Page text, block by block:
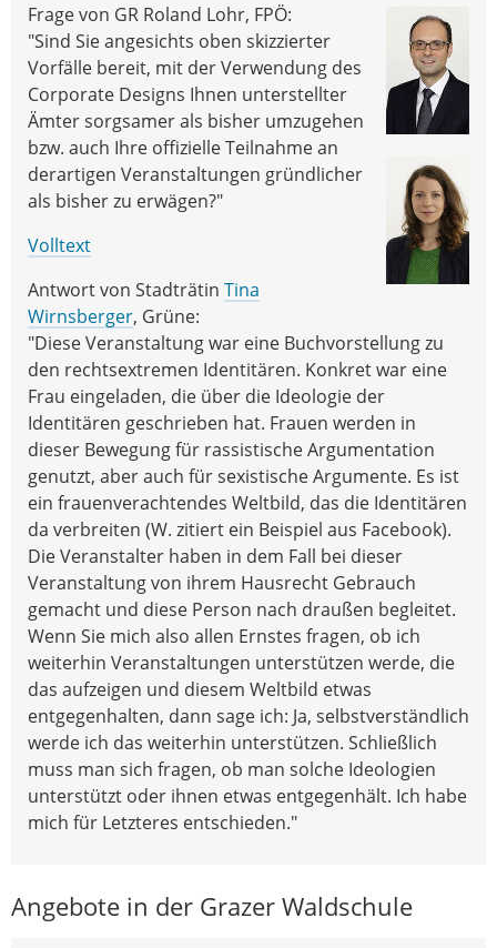
Frage von GR Roland Lohr, FPÖ:
"Sind Sie angesichts oben skizzierter
Vorfälle bereit, mit der Verwendung des
Corporate Designs Ihnen unterstellter
Ämter sorgsamer als bisher umzugehen
bzw. auch Ihre offizielle Teilnahme an
derartigen Veranstaltungen gründlicher
als bisher zu erwägen?"
Volltext
Antwort von Stadträtin Tina
Wirnsberger, Grüne:
"Diese Veranstaltung war eine Buchvorstellung zu
den rechtsextremen Identitären. Konkret war eine
Frau eingeladen, die über die Ideologie der
Identitären geschrieben hat. Frauen werden in
dieser Bewegung für rassistische Argumentation
genutzt, aber auch für sexistische Argumente. Es ist
ein frauenverachtendes Weltbild, das die Identitären
da verbreiten (W. zitiert ein Beispiel aus Facebook).
Die Veranstalter haben in dem Fall bei dieser
Veranstaltung von ihrem Hausrecht Gebrauch
gemacht und diese Person nach draußen begleitet.
Wenn Sie mich also allen Ernstes fragen, ob ich
weiterhin Veranstaltungen unterstützen werde, die
das aufzeigen und diesem Weltbild etwas
entgegenhalten, dann sage ich: Ja, selbstverständlich
werde ich das weiterhin unterstützen. Schließlich
muss man sich fragen, ob man solche Ideologien
unterstützt oder ihnen etwas entgegenhält. Ich habe
mich für Letzteres entschieden."
Angebote in der Grazer Waldschule